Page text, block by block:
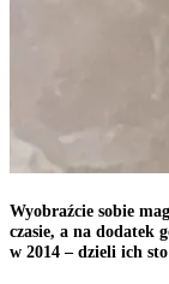
Wyobraźcie sobie
czasie, a na dodatek
w 2014 – dzieli ich